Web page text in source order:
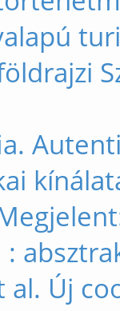
al. Új